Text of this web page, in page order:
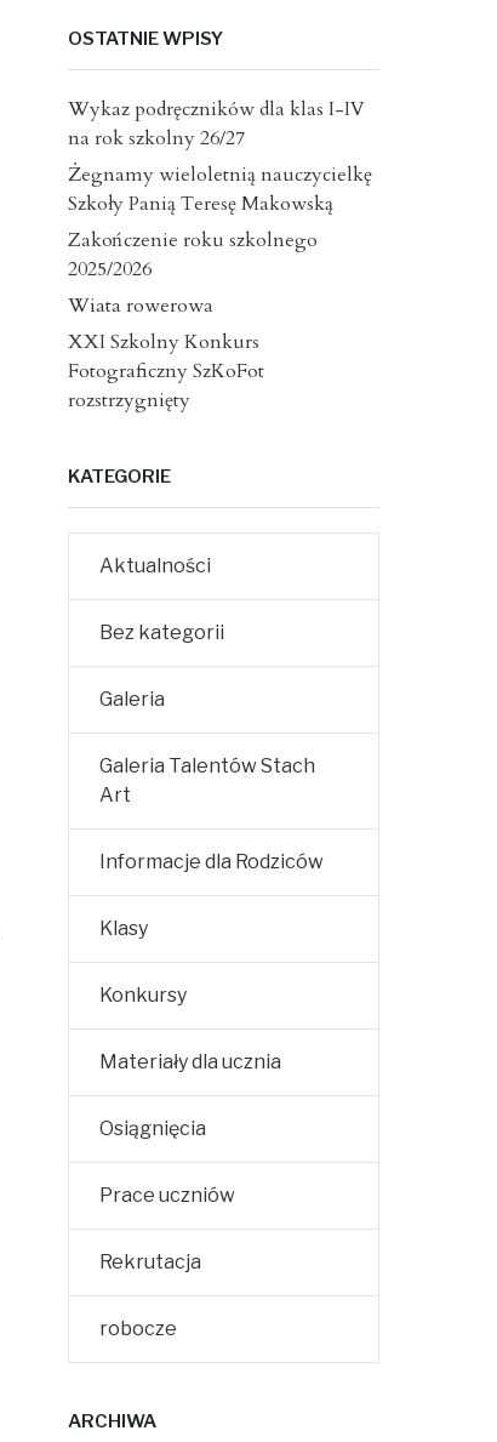
OSTATNIE WPISY
Wykaz podręczników dla klas I-IV
na rok szkolny 26/27
Żegnamy wieloletnią nauczycielkę
Szkoły Panią Teresę Makowską
Zakończenie roku szkolnego
2025/2026
Wiata rowerowa
XXI Szkolny Konkurs
Fotograficzny SzKoFot
rozstrzygnięty
KATEGORIE
Aktualności
Bez kategorii
Galeria
Galeria Talentów Stach
Art
Informacje dla Rodziców
Klasy
Konkursy
Materiały dla ucznia
Osiągnięcia
Prace uczniów
Rekrutacja
robocze
ARCHIWA